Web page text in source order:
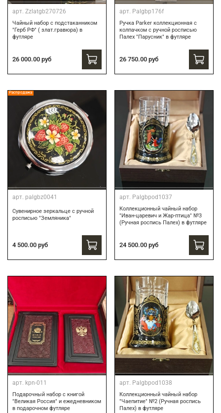
арт. Zzlatgb270726
Чайный набор с подстаканником
"Герб РФ" ( злат.гравюра) в
футляре
26 000.00 руб
арт. Palgbp176f
Ручка Parker коллекционная с
колпачком с ручной росписью
Палех "Парусник" в футляре
26 750.00 руб
Распродажа
арт. palgbz0041
Сувенирное зеркальце с ручной
росписью "Земляника"
4 500.00 руб
арт. Palgbpod1037
Коллекционный чайный набор
"Иван-царевич и Жар-птица" №3
(Ручная роспись Палех) в футляре
24 500.00 руб
арт. kpn-011
Подарочный набор с книгой
"Великая Россия" и ежедневником
в подарочном футляре
арт. Palgbpod1038
Коллекционный чайный набор
"Чаепитие" №2 (Ручная роспись
Палех) в футляре